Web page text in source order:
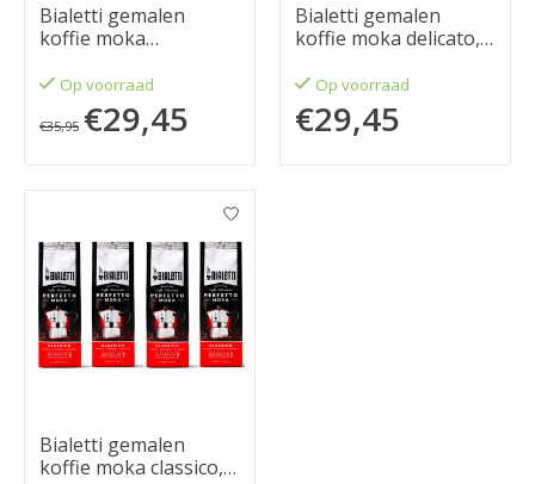
Bialetti gemalen
koffie moka
gramOp voorraad
€35,95 €29,45
Bialetti gemalen
koffie moka delicato,
Op voorraad
€29,45
Bialetti gemalen
koffie moka classico,